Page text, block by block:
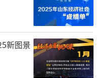
来。
一代中西医结合著
40年的发展，山东
新图景